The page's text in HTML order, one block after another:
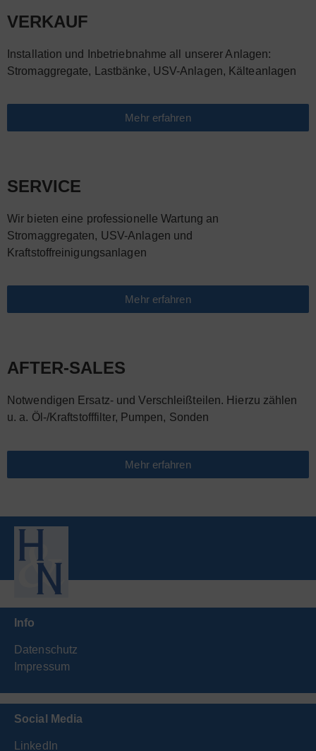
VERKAUF
Installation und Inbetriebnahme all unserer Anlagen:
Stromaggregate, Lastbänke, USV-Anlagen, Kälteanlagen
Mehr erfahren
SERVICE
Wir bieten eine professionelle Wartung an
Stromaggregaten, USV-Anlagen und
Kraftstoffreinigungsanlagen
Mehr erfahren
AFTER-SALES
Notwendigen Ersatz- und Verschleißteilen. Hierzu zählen
u. a. Öl-/Kraftstofffilter, Pumpen, Sonden
Mehr erfahren
Info
Datenschutz
Impressum
Social Media
LinkedIn